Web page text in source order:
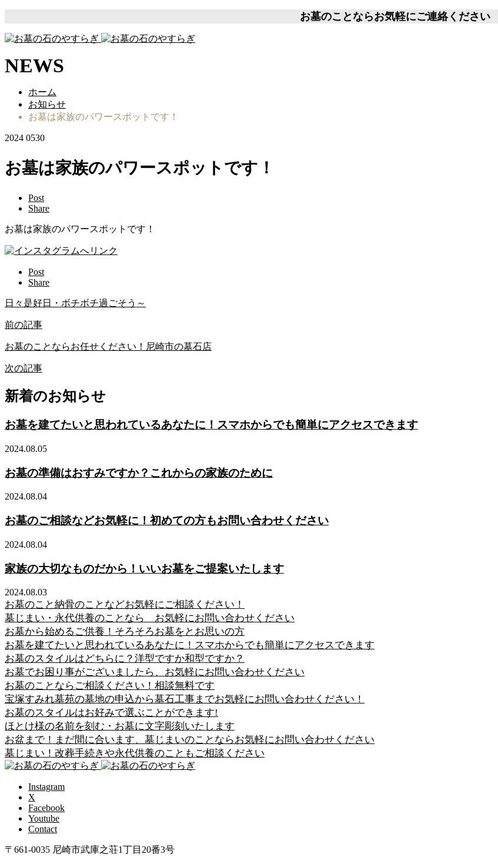
お墓のことならお気軽にご連絡ください
NEWS
ホーム
お知らせ
お墓は家族のパワースポットです！
2024 0530
お墓は家族のパワースポットです！
Post
Share
お墓は家族のパワースポットです！
Post
Share
日々是好日・ボチボチ過ごそう～
前の記事
お墓のことならお任せください！尼崎市の墓石店
次の記事
新着のお知らせ
お墓を建てたいと思われているあなたに！スマホからでも簡単にアクセスできます
2024.08.05
お墓の準備はおすみですか？これからの家族のために
2024.08.04
お墓のご相談などお気軽に！初めての方もお問い合わせください
2024.08.04
家族の大切なものだから！いいお墓をご提案いたします
2024.08.03
お墓のこと納骨のことなどお気軽にご相談ください！
墓じまい・永代供養のことなら お気軽にお問い合わせください
お墓から始めるご供養！そろそろお墓をとお思いの方
お墓を建てたいと思われているあなたに！スマホからでも簡単にアクセスできます
お墓のスタイルはどちらに？洋型ですか和型ですか？
お墓でお困り事がございましたら、お気軽にお問い合わせください
お墓のことならご相談ください！相談無料です
宝塚すみれ墓苑の墓地の申込から墓石工事までお気軽にお問い合わせください！
お墓のスタイルはお好みで選ぶことができます!
ほとけ様の名前を刻む・お墓に文字彫刻いたします
お盆まで！まだ間に合います、墓じまいのことならお気軽にお問い合わせください
墓じまい！改葬手続きや永代供養のこともご相談ください
Instagram
X
Facebook
Youtube
Contact
〒661-0035 尼崎市武庫之荘1丁目20番3号